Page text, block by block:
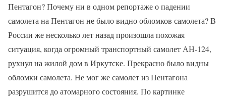
Пентагон? Почему ни в одном репортаже о падении
самолета на Пентагон не было видно обломков самолета? В
России же несколько лет назад произошла похожая
ситуация, когда огромный транспортный самолет АН-124,
рухнул на жилой дом в Иркутске. Прекрасно было видны
обломки самолета. Не мог же самолет из Пентагона
разрушится до атомарного состояния. По картинке